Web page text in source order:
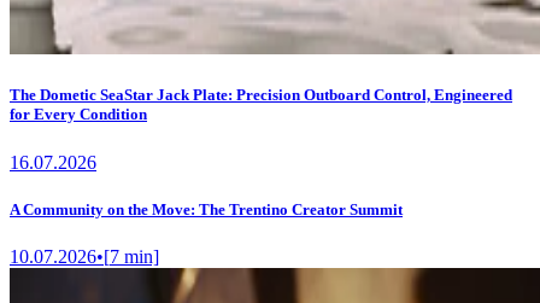
The Dometic SeaStar Jack Plate: Precision Outboard Control, Engineered
for Every Condition
16.07.2026
A Community on the Move: The Trentino Creator Summit
10.07.2026•[7 min]